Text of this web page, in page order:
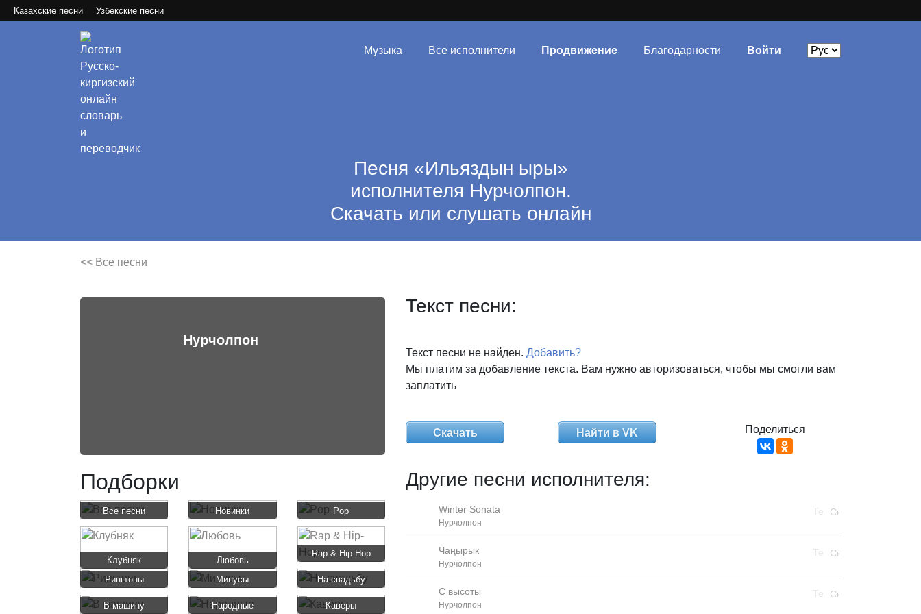
Казахские песни Узбекские песни
Музыка Все исполнители Продвижение Благодарности Войти
Песня «Ильяздын ыры»
исполнителя Нурчолпон.
Скачать или слушать онлайн
<< Все песни
Текст песни:
Текст песни не найден. Добавить?
Мы платим за добавление текста. Вам нужно авторизоваться, чтобы мы смогли вам
заплатить
Скачать Найти в VK Поделиться
Другие песни исполнителя:
Winter Sonata
Нурчолпон
Чаңырык
Нурчолпон
С высоты
Нурчолпон
Нурчолпон
Подборки
Все песни Новинки Pop
Клубняк Любовь
Rap & Hip-Hop
Рингтоны Минусы На свадьбу
В машину Народные Каверы